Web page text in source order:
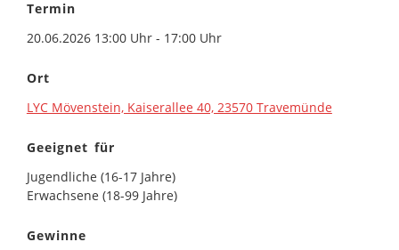
Termin
20.06.2026 13:00 Uhr - 17:00 Uhr
Ort
LYC Mövenstein, Kaiserallee 40, 23570 Travemünde
Geeignet für
Jugendliche (16-17 Jahre)
Erwachsene (18-99 Jahre)
Gewinne